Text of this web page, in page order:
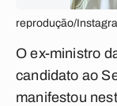
reprodução/
O ex-ministro
candidato ao
manifestou